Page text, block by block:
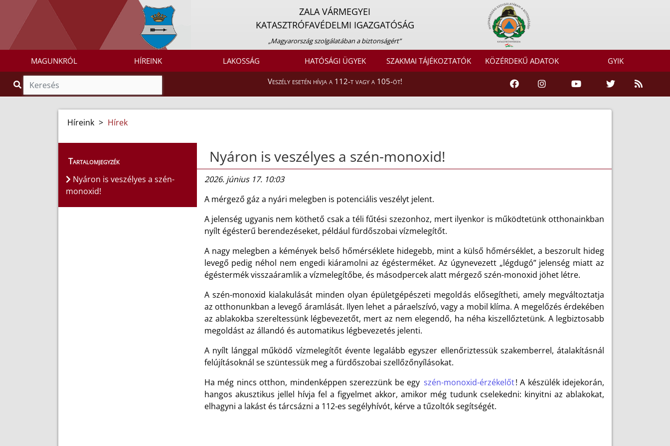
ZALA VÁRMEGYEI
KATASZTRÓFAVÉDELMI IGAZGATÓSÁG
„Magyarország szolgálatában a biztonságért”
MAGUNKRÓL HÍREINK LAKOSSÁG HATÓSÁGI ÜGYEK SZAKMAI TÁJÉKOZTATÓK KÖZÉRDEKŰ ADATOK GYIK
Veszély esetén hívja a 112-t vagy a 105-öt!
Híreink > Hírek
Tartalomjegyzék
Nyáron is veszélyes a szén-
monoxid!
Nyáron is veszélyes a szén-monoxid!
2026. június 17. 10:03
A mérgező gáz a nyári melegben is potenciális veszélyt jelent.
A jelenség ugyanis nem köthető csak a téli fűtési szezonhoz, mert ilyenkor is működtetünk otthonainkban
nyílt égésterű berendezéseket, például fürdőszobai vízmelegítőt.
A nagy melegben a kémények belső hőmérséklete hidegebb, mint a külső hőmérséklet, a beszorult hideg
levegő pedig néhol nem engedi kiáramolni az égésterméket. Az úgynevezett „légdugó” jelenség miatt az
égéstermék visszaáramlik a vízmelegítőbe, és másodpercek alatt mérgező szén-monoxid jöhet létre.
A szén-monoxid kialakulását minden olyan épületgépészeti megoldás elősegítheti, amely megváltoztatja
az otthonunkban a levegő áramlását. Ilyen lehet a páraelszívó, vagy a mobil klíma.A megelőzés érdekében
az ablakokba szereltessünk légbevezetőt, mert az nem elegendő, ha néha kiszellőztetünk. A legbiztosabb
megoldást az állandó és automatikus légbevezetés jelenti.
A nyílt lánggal működő vízmelegítőt évente legalább egyszer ellenőriztessük szakemberrel, átalakításnál
felújításoknál se szüntessük meg a fürdőszobai szellőzőnyílásokat.
Ha még nincs otthon, mindenképpen szerezzünk be egy szén-monoxid-érzékelőt! A készülék idejekorán,
hangos akusztikus jellel hívja fel a figyelmet akkor, amikor még tudunk cselekedni: kinyitni az ablakokat,
elhagyni a lakást és tárcsázni a 112-es segélyhívót, kérve a tűzoltók segítségét.